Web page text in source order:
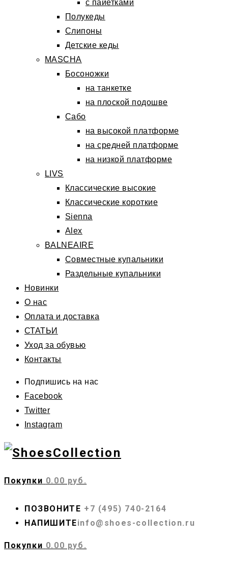
с пайетками
Полукеды
Слипоны
Детские кеды
MASCHA
Босоножки
на танкетке
на плоской подошве
Сабо
на высокой платформе
на средней платформе
на низкой платформе
LIVS
Классические высокие
Классические короткие
Sienna
Alex
BALNEAIRE
Совместные купальники
Раздельные купальники
Новинки
О нас
Оплата и доставка
СТАТЬИ
Уход за обувью
Контакты
Подпишись на нас
Facebook
Twitter
Instagram
Покупки 0.00 руб.
ПОЗВОНИТЕ +7 (495) 740-2164
НАПИШИТЕinfo@shoes-collection.ru
Покупки 0.00 руб.